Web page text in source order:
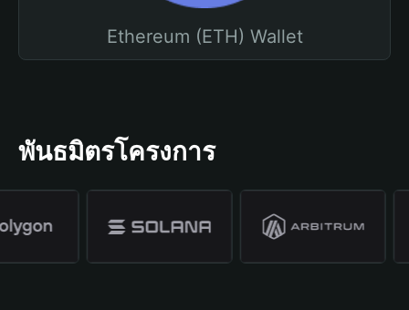
Ethereum (ETH) Wallet
พันธมิตรโครงการ